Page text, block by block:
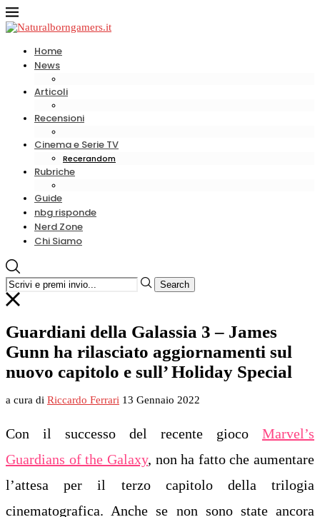
Home
News
Articoli
Recensioni
Cinema e Serie TV
Recerandom
Rubriche
Guide
nbg risponde
Nerd Zone
Chi Siamo
Search
Guardiani della Galassia 3 – James
Gunn ha rilasciato aggiornamenti sul
nuovo capitolo e sull’ Holiday Special
a cura di Riccardo Ferrari 13 Gennaio 2022
Con il successo del recente gioco Marvel’s
Guardians of the Galaxy, non ha fatto che aumentare
l’attesa per il terzo capitolo della trilogia
cinematografica. Anche se non sono state ancora